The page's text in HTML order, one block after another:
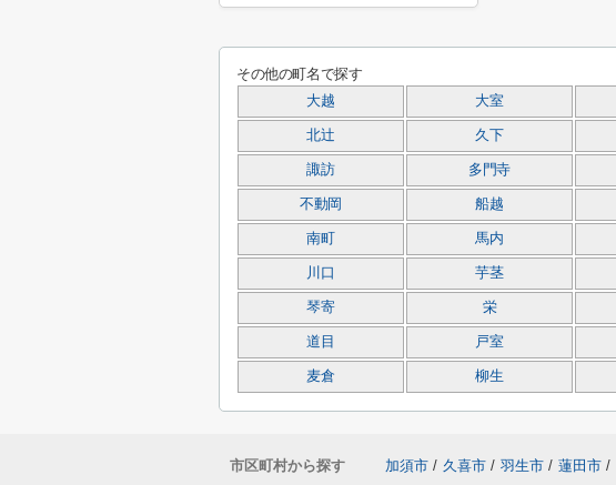
その他の町名で探す
大越 大室
北辻 久下
諏訪 多門寺
不動岡 船越
南町 馬内
川口 芋茎
琴寄 栄
道目 戸室
麦倉 柳生
市区町村から探す 加須市 / 久喜市 / 羽生市 / 蓮田市 /